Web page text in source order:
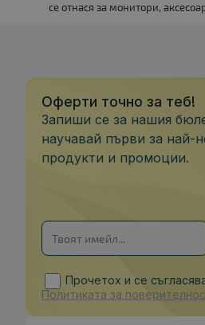
се отнася за монитори,
Оферти точно за теб!
Запиши се за нашия
научавай първи за най-
продукти и промоции.
Прочетох и се
Политиката за